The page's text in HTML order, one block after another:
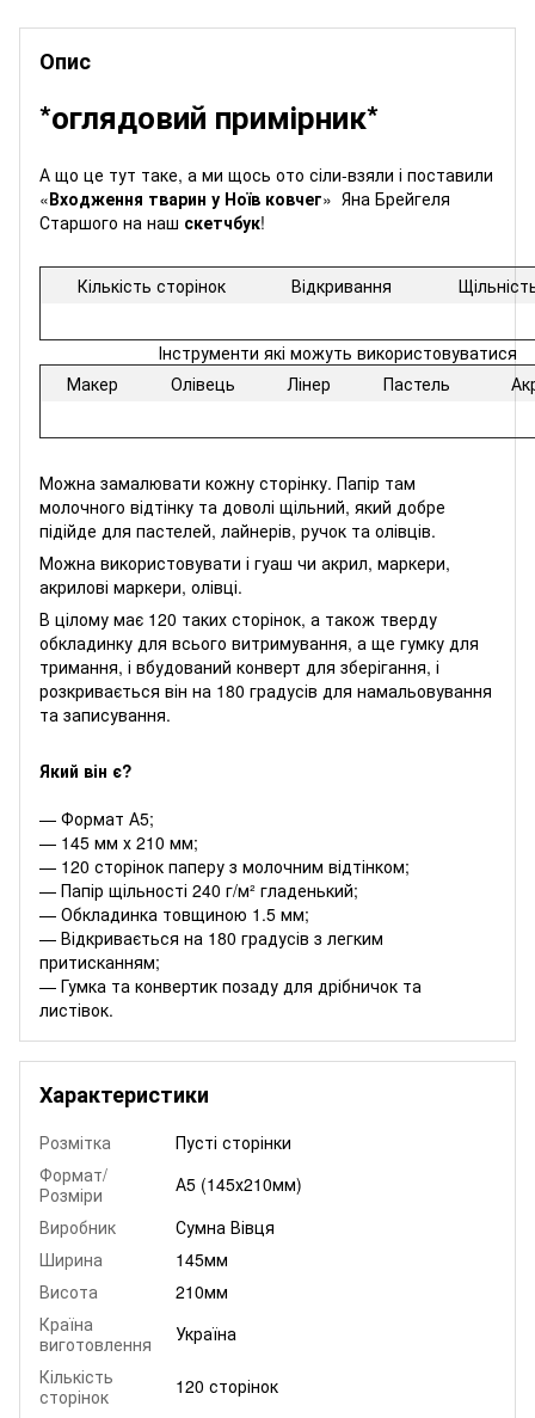
Опис
*оглядовий примірник*
А що це тут таке, а ми щось ото сіли-взяли і поставили
«Входження тварин у Ноїв ковчег» Яна Брейгеля
Старшого на наш скетчбук!
Кількість сторінок Відкривання
Інструменти які можуть використовуватися
Макер
Олівець Лінер Пастель
Можна замалювати кожну сторінку. Папір там
молочного відтінку та доволі щільний, який добре
підійде для пастелей, лайнерів, ручок та олівців.
Можна використовувати і гуаш чи акрил, маркери,
акрилові маркери, олівці.
В цілому має 120 таких сторінок, а також тверду
обкладинку для всього витримування, а ще гумку для
тримання, і вбудований конверт для зберігання, і
розкривається він на 180 градусів для намальовування
та записування.
Який він є?
— Формат А5;
— 145 мм х 210 мм;
— 120 сторінок паперу з молочним відтінком;
— Папір щільності 240 г/м² гладенький;
— Обкладинка товщиною 1.5 мм;
— Відкривається на 180 градусів з легким
притисканням;
— Гумка та конвертик позаду для дрібничок та
листівок.
Характеристики
Розмітка
Пусті сторінки
Формат/
Розміри
А5 (145х210мм)
Виробник
Сумна Вівця
Ширина
145мм
Висота
210мм
Країна
виготовлення
Україна
Кількість
сторінок
120 сторінок